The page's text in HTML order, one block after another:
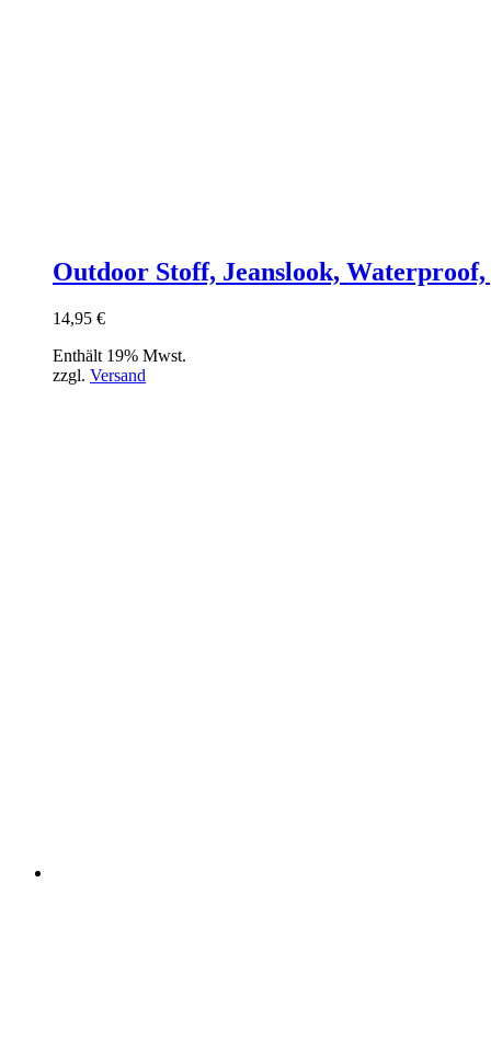
Outdoor Stoff, Jeanslook,
14,95 €
Enthält 19% Mwst.
zzgl. Versand